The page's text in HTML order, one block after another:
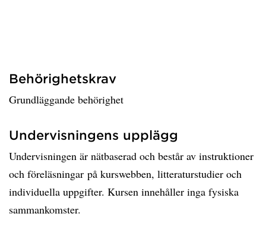
Behörighetskrav
Grundläggande behörighet
Undervisningens upplägg
Undervisningen är nätbaserad och består av instruktioner
och föreläsningar på kurswebben, litteraturstudier och
individuella uppgifter. Kursen innehåller inga fysiska
sammankomster.